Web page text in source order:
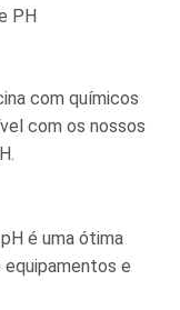
PH
com químicos
com os nossos
é uma ótima
e